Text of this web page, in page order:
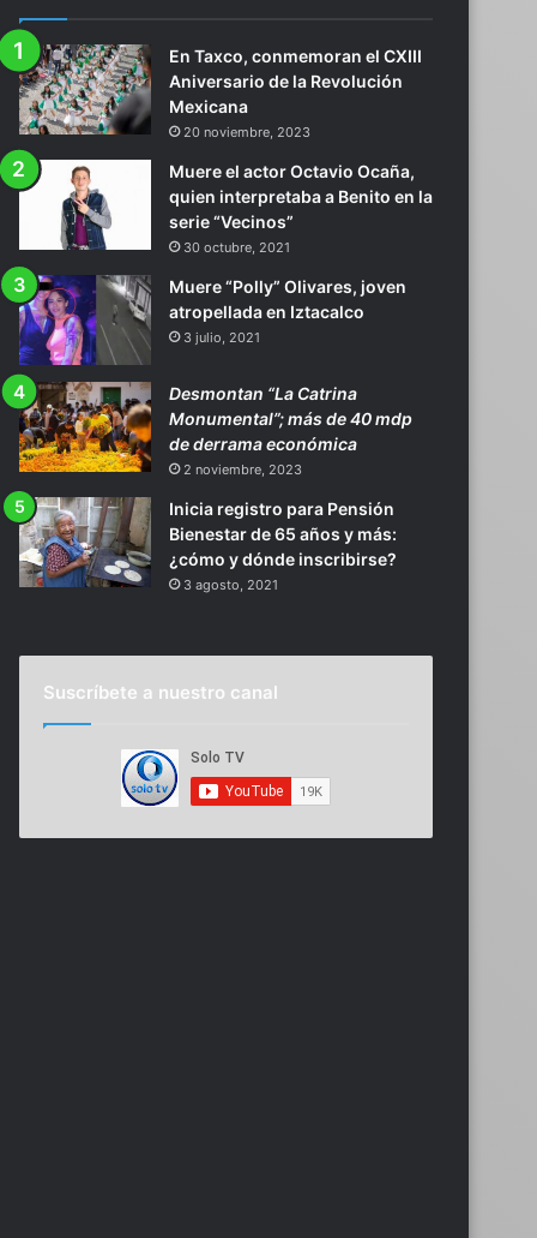
En Taxco, conmemoran el CXIII
Aniversario de la Revolución
Mexicana
20 noviembre, 2023
Muere el actor Octavio Ocaña,
quien interpretaba a Benito en la
serie “Vecinos”
30 octubre, 2021
Muere “Polly” Olivares, joven
atropellada en Iztacalco
3 julio, 2021
Desmontan “La Catrina
Monumental”; más de 40 mdp
de derrama económica
2 noviembre, 2023
Inicia registro para Pensión
Bienestar de 65 años y más:
¿cómo y dónde inscribirse?
3 agosto, 2021
Suscríbete a nuestro canal